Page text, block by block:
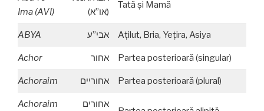
Ima (AVI)
(או”א)
Tată şi Mamă
ABYA אבי”ע Aţilut, Bria, Yeţira, Asiya
Achor אחור Partea posterioară (singular)
Achoraim אחוריים Partea posterioară (plural)
Achoraim
אחורים